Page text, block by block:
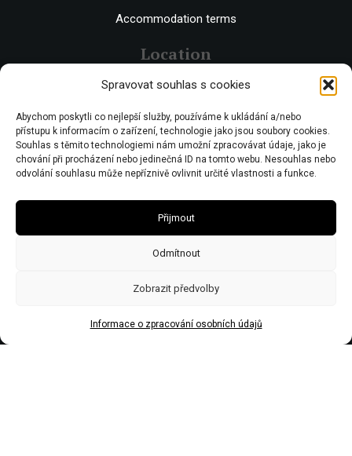
Spravovat souhlas s cookies
Abychom poskytli co nejlepší služby, používáme k ukládání a/nebo
přístupu k informacím o zařízení, technologie jako jsou soubory cookies.
Souhlas s těmito technologiemi nám umožní zpracovávat údaje, jako je
chování při procházení nebo jedinečná ID na tomto webu. Nesouhlas nebo
odvolání souhlasu může nepříznivě ovlivnit určité vlastnosti a funkce.
Přijmout
Odmítnout
Zobrazit předvolby
Informace o zpracování osobních údajů
Accommodation terms
Location
Černý Důl 543 44
IČO 67446281
DIČ CZ7506243437
Obecní živnostenský úřad zn:č.j.Ž/2578/08/Ry21953/3